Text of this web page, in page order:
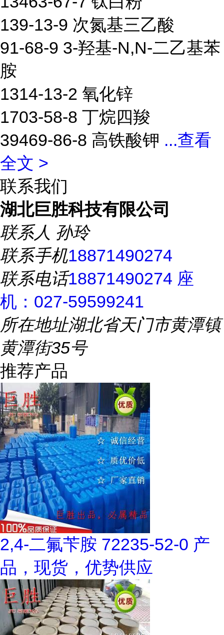
139-13-9 次氮基三乙酸
91-68-9 3-羟基-N,N-二乙基苯
胺
1314-13-2 氧化锌
1703-58-8 丁烷四羧
39469-86-8 高铁酸钾 ...查看
全文 >
联系我们
湖北巨胜科技有限公司
联系人 孙玲
联系手机18871490274
联系电话18871490274 座
机：027-59599241
所在地址湖北省天门市黄潭镇
黄潭街35号
推荐产品
2,4-二氟苄胺 72235-52-0 产
品，现货，优势供应